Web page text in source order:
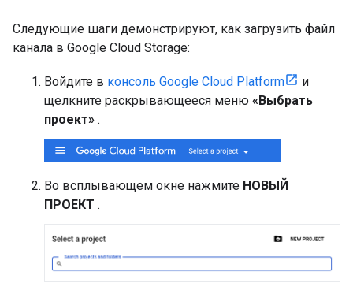
Следующие шаги демонстрируют, как загрузить файл
канала в Google Cloud Storage:
Войдите в консоль Google Cloud Platform
и
щелкните раскрывающееся меню «Выбрать
проект» .
Во всплывающем окне нажмите НОВЫЙ
ПРОЕКТ .